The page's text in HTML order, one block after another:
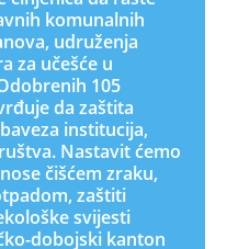
komunalnih
udruženja
za učešće u
105
da zaštita
institucija,
Nastavit ćemo
čišćem zraku,
zaštiti
svijesti
dobojski kanton